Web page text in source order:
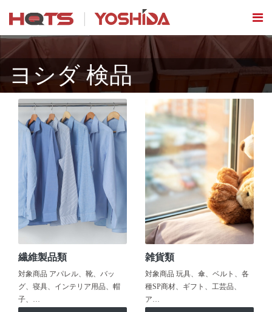
ヨシダ 検品
繊維製品類
対象商品 アパレル、靴、バッ
グ、寝具、インテリア用品、帽
子、…
雑貨類
対象商品 玩具、傘、ベルト、各
種SP商材、ギフト、工芸品、
ア…